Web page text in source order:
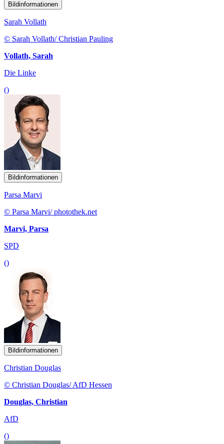
Bildinformationen
Sarah Vollath
© Sarah Vollath/ Christian Pauling
Vollath, Sarah
Die Linke
()
Bildinformationen
Parsa Marvi
© Parsa Marvi/ photothek.net
Marvi, Parsa
SPD
()
Bildinformationen
Christian Douglas
© Christian Douglas/ AfD Hessen
Douglas, Christian
AfD
()